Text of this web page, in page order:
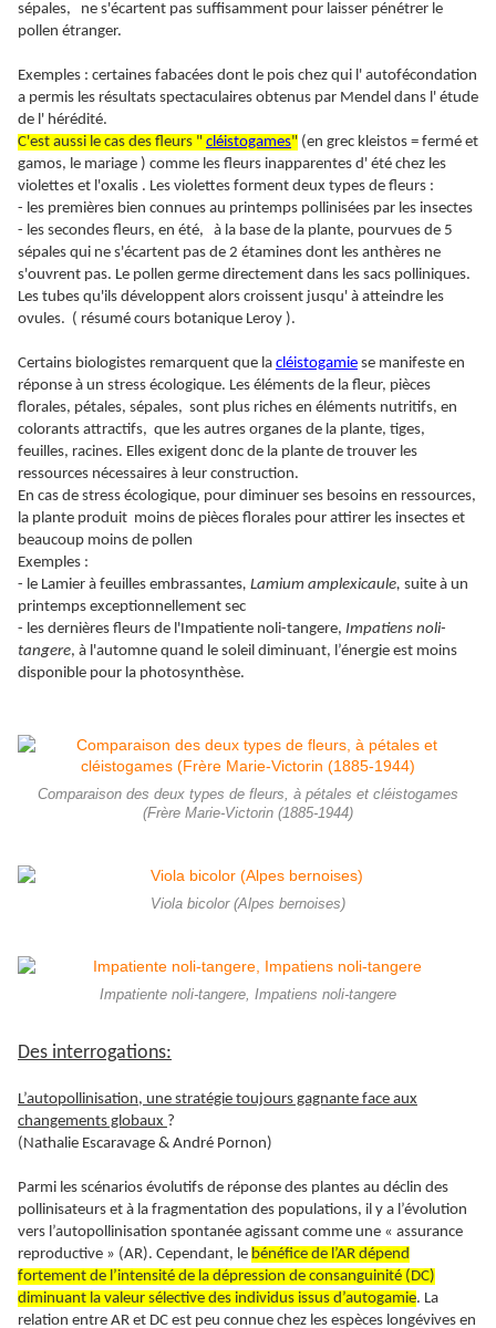
sépales, ne s'écartent pas suffisamment pour laisser pénétrer le
pollen étranger.
Exemples : certaines fabacées dont le pois chez qui l' autofécondation
a permis les résultats spectaculaires obtenus par Mendel dans l' étude
de l' hérédité.
C'est aussi le cas des fleurs " cléistogames" (en grec kleistos = fermé et
gamos, le mariage ) comme les fleurs inapparentes d' été chez les
violettes et l'oxalis . Les violettes forment deux types de fleurs :
- les premières bien connues au printemps pollinisées par les insectes
- les secondes fleurs, en été, à la base de la plante, pourvues de 5
sépales qui ne s'écartent pas de 2 étamines dont les anthères ne
s'ouvrent pas. Le pollen germe directement dans les sacs polliniques.
Les tubes qu'ils développent alors croissent jusqu' à atteindre les
ovules. ( résumé cours botanique Leroy ).
Certains biologistes remarquent que la cléistogamie se manifeste en
réponse à un stress écologique. Les éléments de la fleur, pièces
florales, pétales, sépales, sont plus riches en éléments nutritifs, en
colorants attractifs, que les autres organes de la plante, tiges,
feuilles, racines. Elles exigent donc de la plante de trouver les
ressources nécessaires à leur construction.
En cas de stress écologique, pour diminuer ses besoins en ressources,
la plante produit moins de pièces florales pour attirer les insectes et
beaucoup moins de pollen
Exemples :
- le Lamier à feuilles embrassantes, Lamium amplexicaule, suite à un
printemps exceptionnellement sec
- les dernières fleurs de l'Impatiente noli-tangere, Impatiens noli-
tangere, à l'automne quand le soleil diminuant, l’énergie est moins
disponible pour la photosynthèse.
Comparaison des deux types de fleurs, à pétales et cléistogames
(Frère Marie-Victorin (1885-1944)
Viola bicolor (Alpes bernoises)
Impatiente noli-tangere, Impatiens noli-tangere
Des interrogations:
L’autopollinisation, une stratégie toujours gagnante face aux
changements globaux ?
(Nathalie Escaravage & André Pornon)
Parmi les scénarios évolutifs de réponse des plantes au déclin des
pollinisateurs et à la fragmentation des populations, il y a l’évolution
vers l’autopollinisation spontanée agissant comme une « assurance
reproductive » (AR). Cependant, le bénéfice de l’AR dépend
fortement de l’intensité de la dépression de consanguinité (DC)
diminuant la valeur sélective des individus issus d’autogamie. La
relation entre AR et DC est peu connue chez les espèces longévives en